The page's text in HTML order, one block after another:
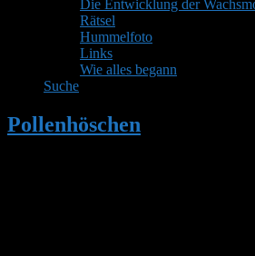
Die Entwicklung der
Rätsel
Hummelfoto
Links
Wie alles begann
Suche
Pollenhöschen